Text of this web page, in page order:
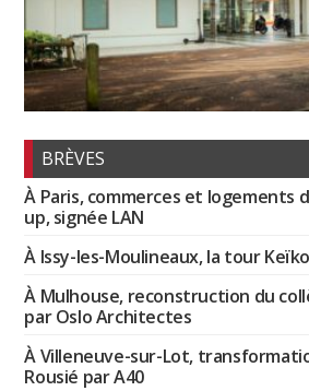
BRÈVES
À Paris, commerces et logements
up, signée LAN
À Issy-les-Moulineaux, la tour
À Mulhouse, reconstruction du
par Oslo Architectes
À Villeneuve-sur-Lot,
Rousié par A40